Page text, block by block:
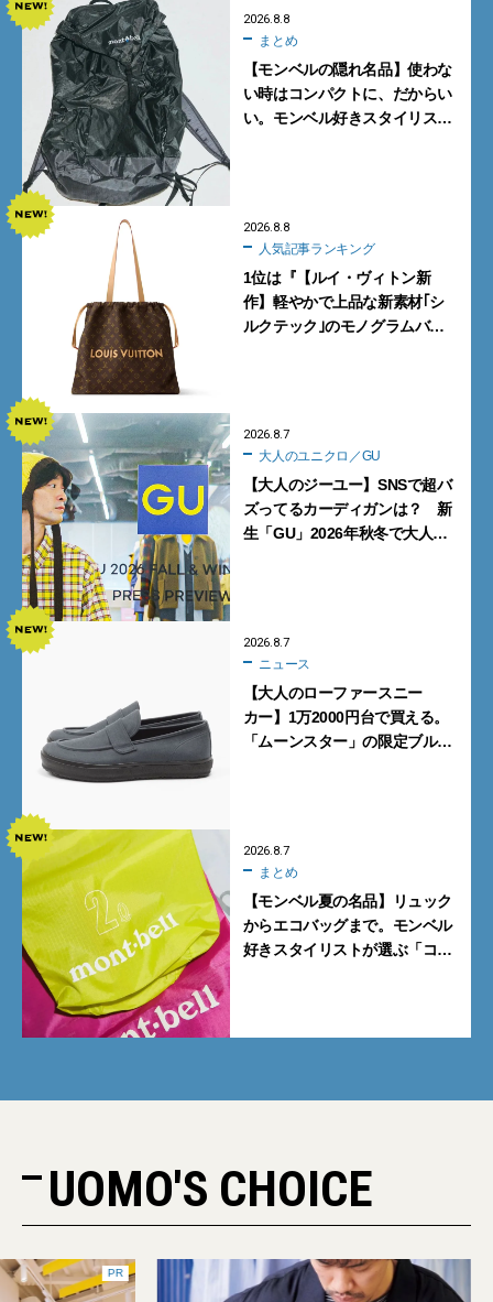
2026.8.8
まとめ
【モンベルの隠れ名品】使わな
い時はコンパクトに、だからい
い。モンベル好きスタイリスト
2026.8.8
人気記事ランキング
1位は『【ルイ・ヴィトン新
作】軽やかで上品な新素材｢シ
ルクテック｣のモノグラムバッ
2026.8.7
大人のユニクロ／GU
【大人のジーユー】SNSで超バ
ズってるカーディガンは？ 新
生「GU」2026年秋冬で大人メ
2026.8.7
ニュース
【大人のローファースニー
カー】1万2000円台で買える。
「ムーンスター」の限定ブルー
2026.8.7
まとめ
【モンベル夏の名品】リュック
からエコバッグまで。モンベル
好きスタイリストが選ぶ「コス
UOMO'S CHOICE
PR